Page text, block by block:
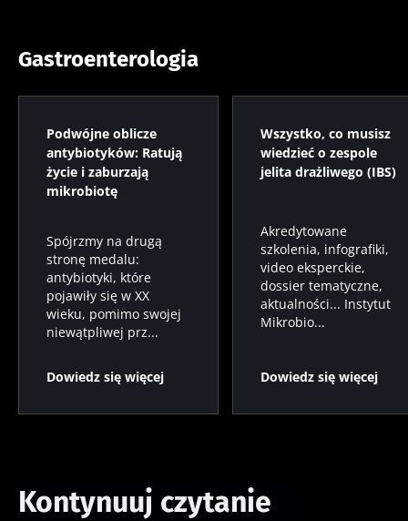
Gastroenterologia
Podwójne oblicze
antybiotyków: Ratują
życie i zaburzają
mikrobiotę
Spójrzmy na drugą
stronę medalu:
antybiotyki, które
pojawiły się w XX
wieku, pomimo swojej
niewątpliwej prz...
Dowiedz się więcej
Wszystko, co musisz
wiedzieć o zespole
jelita drażliwego (IBS)
Akredytowane
szkolenia, infografiki,
video eksperckie,
dossier tematyczne,
aktualności... Instytut
Mikrobio...
Dowiedz się więcej
Kontynuuj czytanie